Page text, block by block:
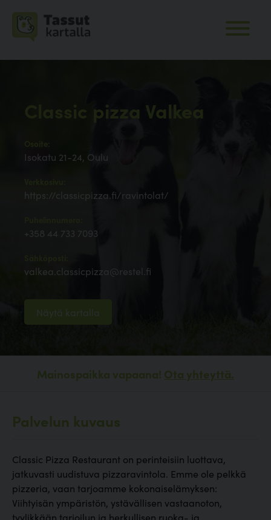
Classic pizza Valkea
Isokatu 21-24, Oulu
https://classicpizza.fi/ravintolat/
+358 44 733 7093
valkea.classicpizza@restel.fi
Näytä kartalla
Mainospaikka vapaana! Ota yhteyttä.
Palvelun kuvaus
Classic Pizza Restaurant on perinteisiin luottava,
jatkuvasti uudistuva pizzaravintola. Emme ole pelkkä
pizzeria, vaan tarjoamme kokonaiselämyksen:
Viihtyisän ympäristön, ystävällisen vastaanoton,
tyylikkään tarjoilun ja herkullisen ruoka- ja